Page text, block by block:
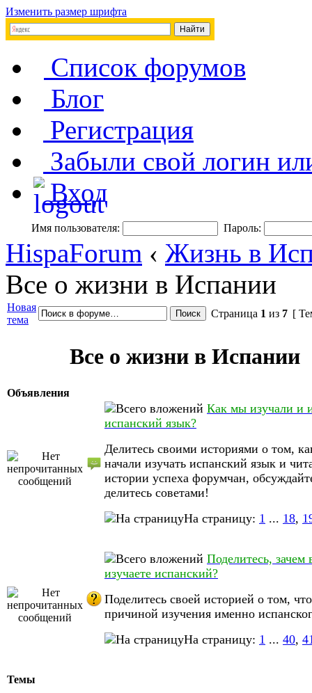
Изменить размер шрифта
Список форумов
Блог
Регистрация
Забыли свой логин
Вход
Имя пользователя: Пароль:
HispaForum ‹ Жизнь в
Все о жизни в Испании
Новая
тема
Страница 1 из 7 [
Все о жизни в Испании
Объявления
Как мы изучали и
испанский язык?
Делитесь своими историями о том,
начали изучать испанский язык и
истории успеха форумчан,
делитесь советами!
На страницу: 1 ... 18,
Поделитесь, зачем
изучаете испанский?
Поделитесь своей историей о том,
причиной изучения именно
На страницу: 1 ... 40,
Темы